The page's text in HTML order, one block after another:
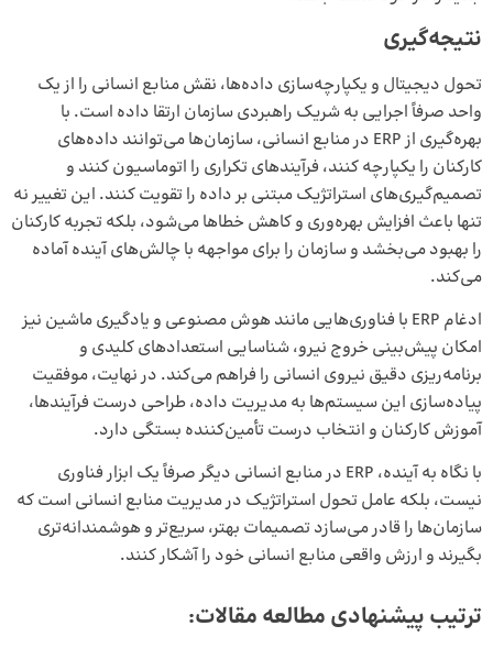
نتیجه‌گیری
تحول دیجیتال و یکپارچه‌سازی داده‌ها، نقش منابع انسانی را از یک
واحد صرفاً اجرایی به شریک راهبردی سازمان ارتقا داده است. با
بهره‌گیری از ERP در منابع انسانی، سازمان‌ها می‌توانند داده‌های
کارکنان را یکپارچه کنند، فرآیندهای تکراری را اتوماسیون کنند و
تصمیم‌گیری‌های استراتژیک مبتنی بر داده را تقویت کنند. این تغییر نه
تنها باعث افزایش بهره‌وری و کاهش خطاها می‌شود، بلکه تجربه کارکنان
را بهبود می‌بخشد و سازمان را برای مواجهه با چالش‌های آینده آماده
می‌کند.
ادغام ERP با فناوری‌هایی مانند هوش مصنوعی و
یادگیری ماشین نیز
امکان پیش‌بینی خروج نیرو، شناسایی استعدادهای کلیدی و
برنامه‌ریزی دقیق نیروی انسانی را فراهم می‌کند. در نهایت، موفقیت
پیاده‌سازی این سیستم‌ها به مدیریت داده، طراحی درست فرآیندها،
آموزش کارکنان و انتخاب درست تأمین‌کننده بستگی دارد.
با نگاه به آینده، ERP در منابع انسانی دیگر صرفاً یک ابزار فناوری
نیست، بلکه عامل تحول استراتژیک در مدیریت منابع انسانی است که
سازمان‌ها را قادر می‌سازد تصمیمات بهتر، سریع‌تر و هوشمندانه‌تری
بگیرند و ارزش واقعی منابع انسانی خود را آشکار کنند.
ترتیب پیشنهادی مطالعه مقالات: